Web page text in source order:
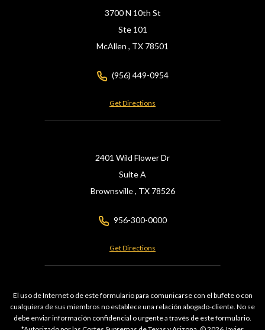
3700 N 10th St
Ste 101
McAllen , TX 78501
(956) 449-0954
Get Directions
2401 Wild Flower Dr
Suite A
Brownsville , TX78526
956-300-0000
Get Directions
El uso de Internet o de este formulario para comunicarse con el bufete o con
cualquiera de sus miembros no establece una relación abogado-cliente. No se
debe enviar información confidencial o urgente a través de este formulario.